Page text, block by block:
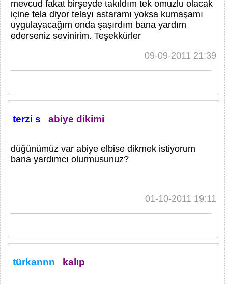
mevcud fakat birşeyde takıldım tek omuzlu olacak
içine tela diyor telayı astaramı yoksa kumaşamı
uygulayacağım onda şaşırdım bana yardım
ederseniz sevinirim. Teşekkürler
09-09-2011 21:39
terzi s abiye dikimi
düğünümüz var abiye elbise dikmek istiyorum
bana yardımcı olurmusunuz?
01-10-2011 19:11
türkannn kalıp